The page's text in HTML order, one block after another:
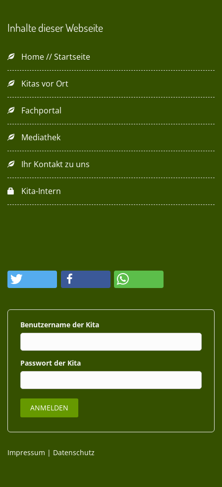
Inhalte dieser Webseite
Home // Startseite
Kitas vor Ort
Fachportal
Mediathek
Ihr Kontakt zu uns
Kita-Intern
Benutzername
Passwort
Impressum | Datenschutz